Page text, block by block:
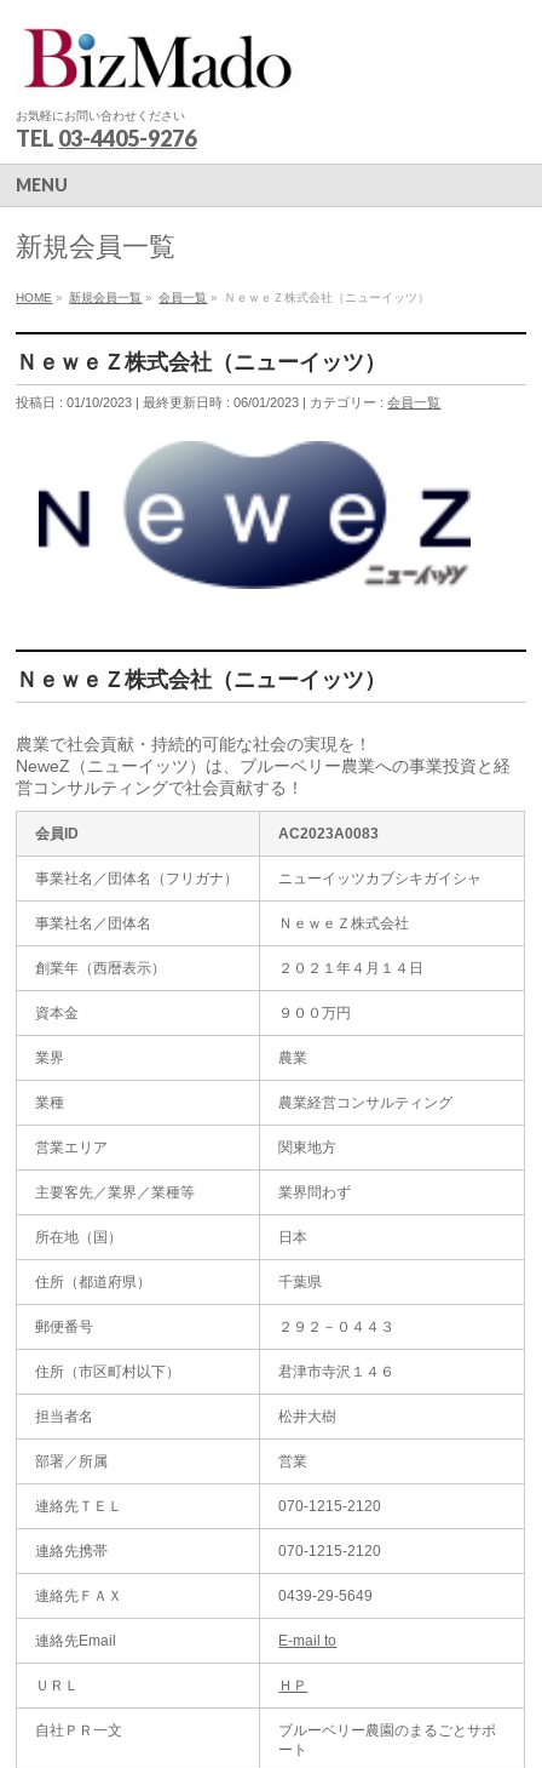
お気軽にお問い合わせください
TEL 03-4405-9276
MENU
新規会員一覧
HOME » 新規会員一覧 » 会員一覧 » ＮｅｗｅＺ株式会社（ニューイッツ）
ＮｅｗｅＺ株式会社（ニューイッツ）
投稿日 : 01/10/2023 最終更新日時 : 06/01/2023 カテゴリー :会員一覧
ＮｅｗｅＺ株式会社（ニューイッツ）
農業で社会貢献・持続的可能な社会の実現を！
NeweZ（ニューイッツ）は、ブルーベリー農業への事業投資と経
営コンサルティングで社会貢献する！
会員ID AC2023A0083
事業社名／団体名（フリガナ） ニューイッツカブシキガイシャ
事業社名／団体名 ＮｅｗｅＺ株式会社
創業年（西暦表示） ２０２１年４月１４日
資本金 ９００万円
業界 農業
業種 農業経営コンサルティング
営業エリア 関東地方
主要客先／業界／業種等 業界問わず
所在地（国） 日本
住所（都道府県） 千葉県
郵便番号 ２９２－０４４３
住所（市区町村以下） 君津市寺沢１４６
担当者名 松井大樹
部署／所属 営業
連絡先ＴＥＬ 070-1215-2120
連絡先携帯 070-1215-2120
連絡先ＦＡＸ 0439-29-5649
連絡先Email E-mail to
ＵＲＬ ＨＰ
自社ＰＲ一文
ブルーベリー農園のまるごとサポ
ート